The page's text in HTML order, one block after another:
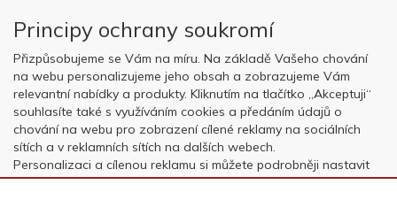
Copyright © OK AVIATION Base, s.r.o. 2022, powered byABRA E-
shop
Principy ochrany soukromí
Přizpůsobujeme se Vám na míru. Na základě Vašeho chování
na webu personalizujeme jeho obsah a zobrazujeme Vám
relevantní nabídky a produkty. Kliknutím na tlačítko „Akceptuji“
souhlasíte také s využíváním cookies a předáním údajů o
chování na webu pro zobrazení cílené reklamy na sociálních
sítích a v reklamních sítích na dalších webech.
Personalizaci a cílenou reklamu si můžete podrobněji nastavit
nebo kdykoli vypnout po kliknutí na tlačítko „Nastavit“.